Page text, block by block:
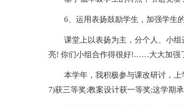
6、运用表扬鼓励学生，加强学生
课堂上以表扬为主，分个人、小
亮! 你们小组合作得很好!……大大加强
本学年，我积极参与课改研讨，上
7)获三等奖;教案设计获一等奖;这学期